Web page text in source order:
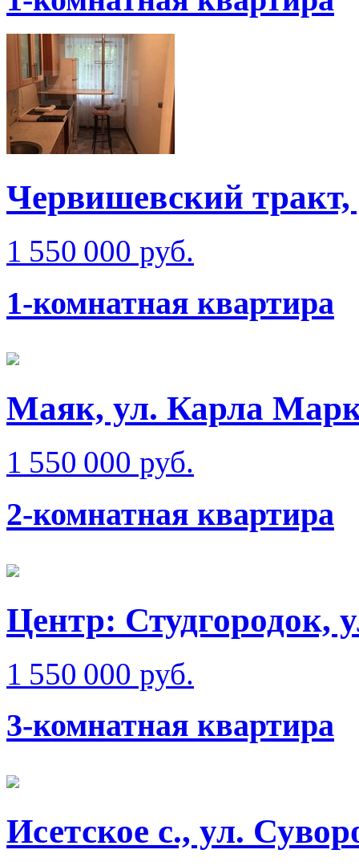
Червишевский
1 550 000 руб.
1-комнатная квартира
Маяк, ул. Карла
1 550 000 руб.
2-комнатная квартира
Центр: Студгородок,
1 550 000 руб.
3-комнатная квартира
Исетское с., ул.